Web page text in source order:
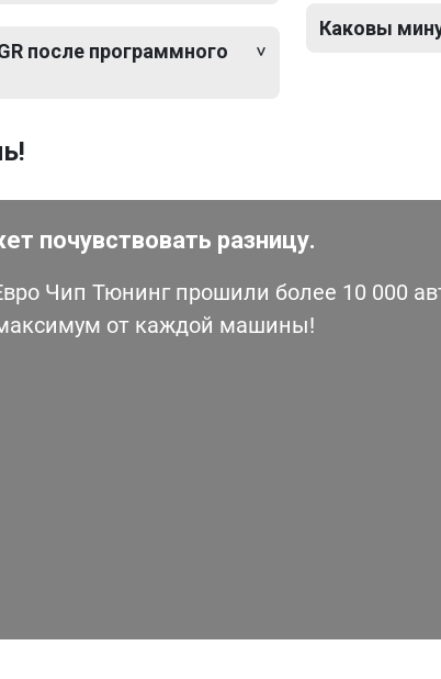
после программного
Каковы
почувствовать разницу.
Чип Тюнинг прошили более 10 000
от каждой машины!